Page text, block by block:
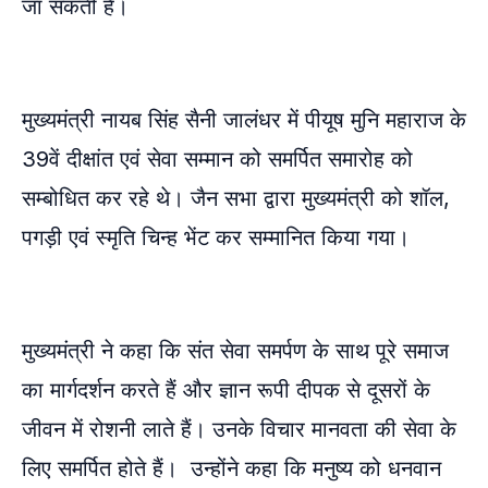
जा सकती है।
मुख्यमंत्री नायब सिंह सैनी जालंधर में पीयूष मुनि महाराज के
39वें दीक्षांत एवं सेवा सम्मान को समर्पित समारोह को
सम्बोधित कर रहे थे। जैन सभा द्वारा मुख्यमंत्री को शॉल,
पगड़ी एवं स्मृति चिन्ह भेंट कर सम्मानित किया गया।
मुख्यमंत्री ने कहा कि संत सेवा समर्पण के साथ पूरे समाज
का मार्गदर्शन करते हैं और ज्ञान रूपी दीपक से दूसरों के
जीवन में रोशनी लाते हैं। उनके विचार मानवता की सेवा के
लिए समर्पित होते हैं। उन्होंने कहा कि मनुष्य को धनवान